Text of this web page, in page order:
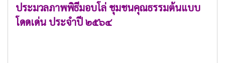
ประมวลภาพพิธีมอบโล่ ชุมชนคุณธรรมต้นแบบ
โดดเด่น ประจำปี ๒๕๖๔